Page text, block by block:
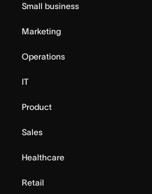
Small business
Marketing
Operations
IT
Product
Sales
Healthcare
Retail